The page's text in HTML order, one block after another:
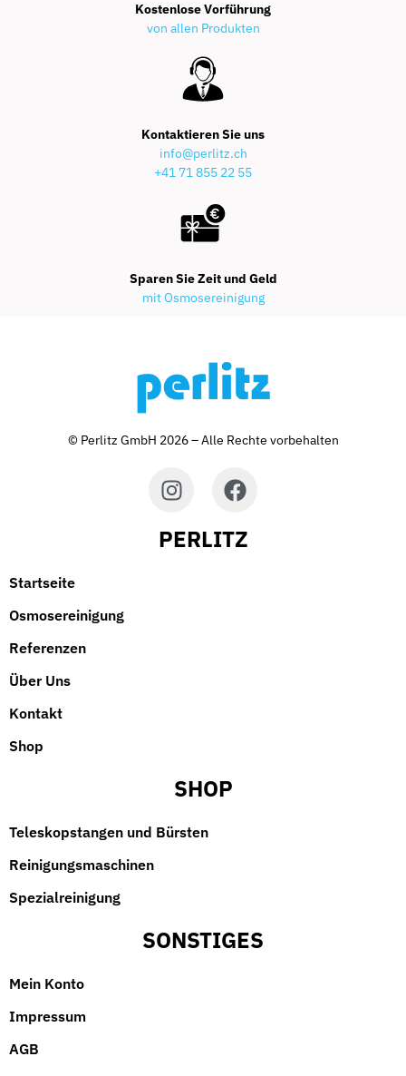
Kostenlose Vorführung
von allen Produkten
Kontaktieren Sie uns
info@perlitz.ch
+41 71 855 22 55
Sparen Sie Zeit und Geld
mit Osmosereinigung
© Perlitz GmbH 2026 – Alle Rechte vorbehalten
PERLITZ
Startseite
Osmosereinigung
Referenzen
Über Uns
Kontakt
Shop
SHOP
Teleskopstangen und Bürsten
Reinigungsmaschinen
Spezialreinigung
SONSTIGES
Mein Konto
Impressum
AGB